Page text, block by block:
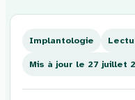
contenu
Implantologie
Mis à jour le 27 juillet